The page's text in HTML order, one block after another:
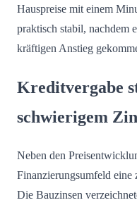
Hauspreise mit einem
praktisch stabil, nachdem
kräftigen Anstieg
Kreditvergabe
schwierigem
Neben den
Finanzierungsumfeld
Die Bauzinsen